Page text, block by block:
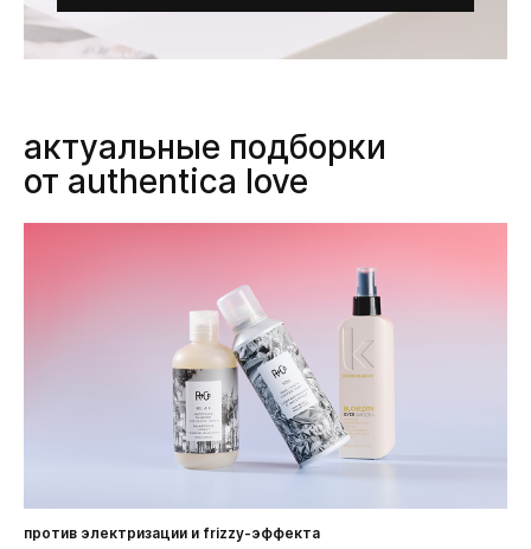
актуальные подборки
от authentica love
против электризации и frizzy-эффекта